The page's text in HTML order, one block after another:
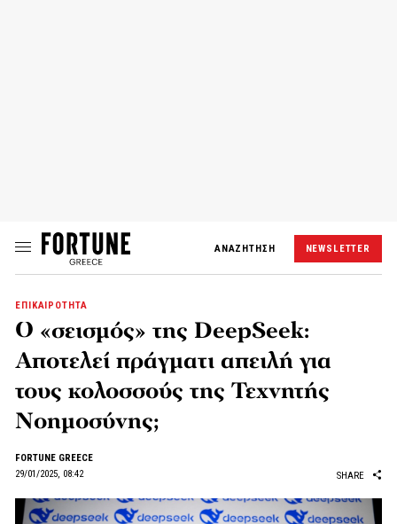
ΑΝΑΖΗΤΗΣΗ NEWSLETTER
ΕΠΙΚΑΙΡΟΤΗΤΑ
Ο «σεισμός» της DeepSeek:
Αποτελεί πράγματι απειλή για
τους κολοσσούς της Τεχνητής
Νοημοσύνης;
FORTUNE GREECE
29/01/2025, 08:42
SHARE